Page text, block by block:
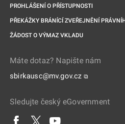
PROHLÁŠENÍ O PŘÍSTUPNOSTI
PŘEKÁŽKY BRÁNÍCÍ ZVEŘEJNĚNÍ
ŽÁDOST O VÝMAZ VKLADU
Máte dotaz? Napište nám
sbirkausc@mv.gov.cz ⧉
Sledujte český eGovernment